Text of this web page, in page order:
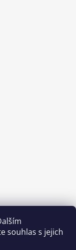
souhlas s jejich